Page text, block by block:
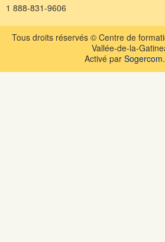
1 888-831-9606
Tous droits réservés © Centre de
Vallée-de-la-
Activé par